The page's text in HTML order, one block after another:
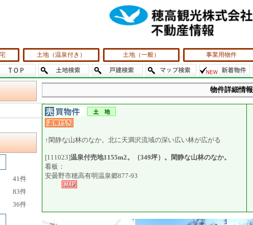
土地（温泉付き） 土地（一般） 事業用物件
41件
83件
36件
物件詳細情報
↑閑静な山林のなか。北に天満沢流域の深い広い林が広がる
[111023]温泉付売地1155m2。（349坪）。閑静な山林のなか。
看板：
安曇野市穂高有明温泉郷877-93